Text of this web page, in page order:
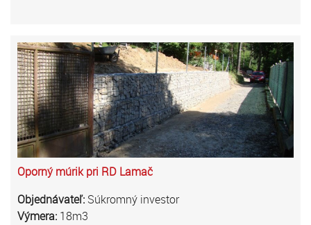
Oporný múrik pri RD Lamač
Objednávateľ: Súkromný investor
Výmera: 18m3